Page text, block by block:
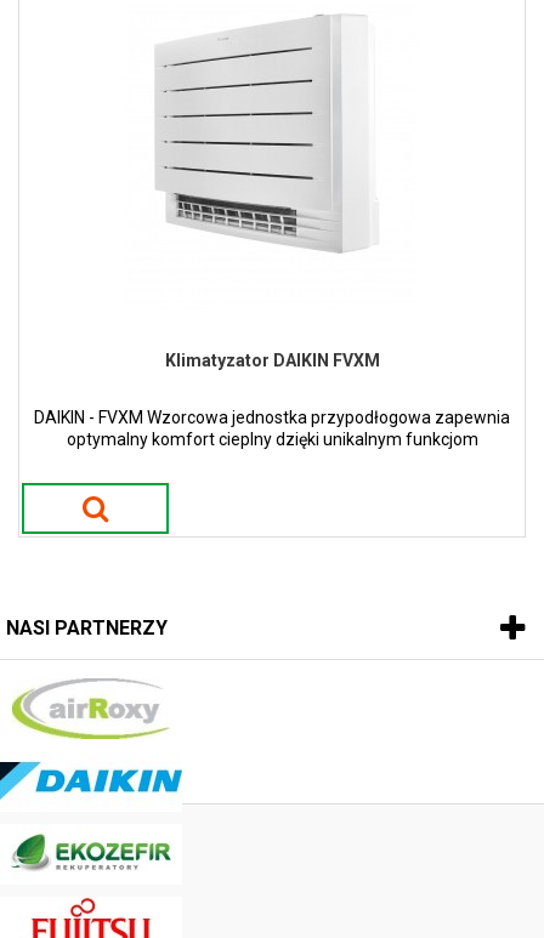
Klimatyzator DAIKIN FVXM
DAIKIN - FVXM Wzorcowa jednostka przypodłogowa zapewnia
optymalny komfort cieplny dzięki unikalnym funkcjom
NASI PARTNERZY